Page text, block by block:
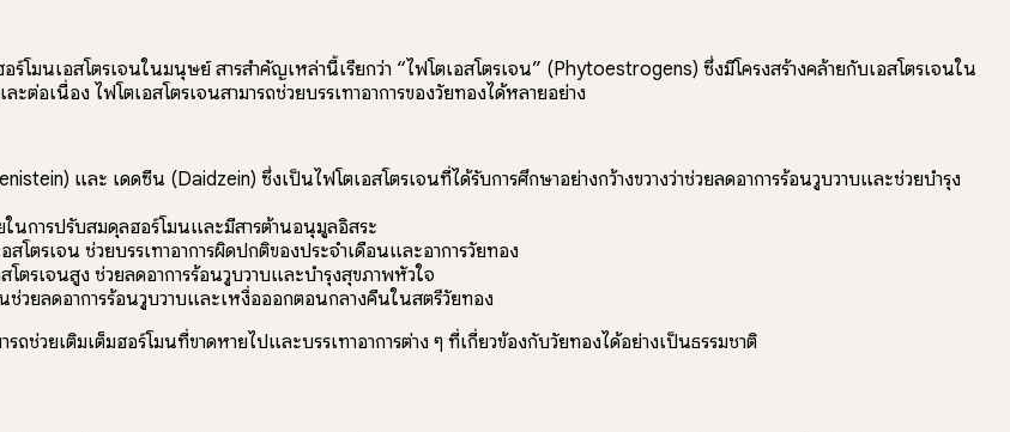
เอสโตรเจนในมนุษย์ สารสำคัญเหล่านี้เรียกว่า “ไฟโตเอสโตรเจน” (Phytoestrogens) ซึ่งมีโครงสร้างคล้ายกับเอสโตรเจนใน
อเนื่อง ไฟโตเอสโตรเจนสามารถช่วยบรรเทาอาการของวัยทองได้หลายอย่าง
และ เดดซีน (Daidzein) ซึ่งเป็นไฟโตเอสโตรเจนที่ได้รับการศึกษาอย่างกว้างขวางว่าช่วยลดอาการร้อนวูบวาบและช่วยบำรุง
การปรับสมดุลฮอร์โมนและมีสารต้านอนุมูลอิสระ
ตรเจน ช่วยบรรเทาอาการผิดปกติของประจำเดือนและอาการวัยทอง
รเจนสูง ช่วยลดอาการร้อนวูบวาบและบำรุงสุขภาพหัวใจ
ช่วยลดอาการร้อนวูบวาบและเหงื่อออกตอนกลางคืนในสตรีวัยทอง
ช่วยเติมเต็มฮอร์โมนที่ขาดหายไปและบรรเทาอาการต่าง ๆ ที่เกี่ยวข้องกับวัยทองได้อย่างเป็นธรรมชาติ